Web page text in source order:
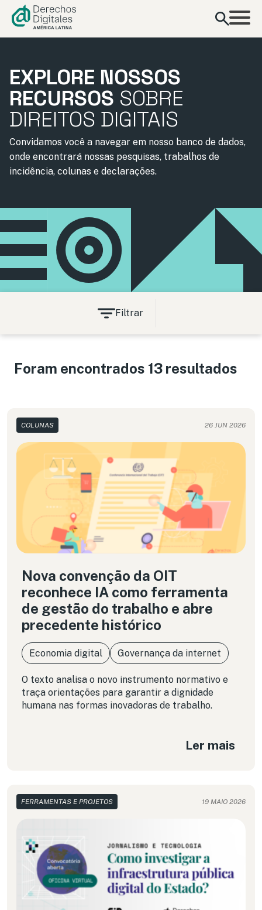
conteúdo
EXPLORE NOSSOS
RECURSOS SOBRE
DIREITOS DIGITAIS
Convidamos você a navegar em nosso banco de dados,
onde encontrará nossas pesquisas, trabalhos de
incidência, colunas e declarações.
Filtrar
Foram encontrados 13 resultados
COLUNAS 26 JUN 2026
Nova convenção da OIT
reconhece IA como ferramenta
de gestão do trabalho e abre
precedente histórico
Economia digital Governança da internet
O texto analisa o novo instrumento normativo e
traça orientações para garantir a dignidade
humana nas formas inovadoras de trabalho.
Ler mais
FERRAMENTAS E PROJETOS 19 MAIO 2026